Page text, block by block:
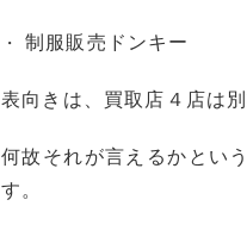
制服販売ドンキー
表向きは、買取店４店は
何故それが言えるかとい
す。